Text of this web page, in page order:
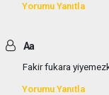
Yorumu Yanıtla
Aa
Fakir fukara
Yorumu Yanıtla